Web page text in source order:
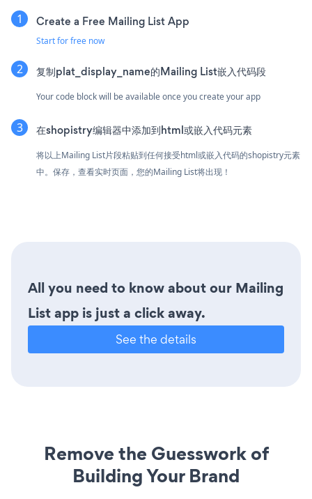
Create a Free Mailing List App
Start for free now
复制plat_display_name的Mailing List嵌入代码段
Your code block will be available once you create your app
在shopistry编辑器中添加到html或嵌入代码元素
将以上Mailing List片段粘贴到任何接受html或嵌入代码的shopistry元素
中。保存，查看实时页面，您的Mailing List将出现！
All you need to know about our Mailing
List app is just a click away.
See the details
Remove the Guesswork of
Building Your Brand